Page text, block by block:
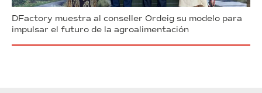
DFactory muestra al conseller Ordeig su modelo para
impulsar el futuro de la agroalimentación